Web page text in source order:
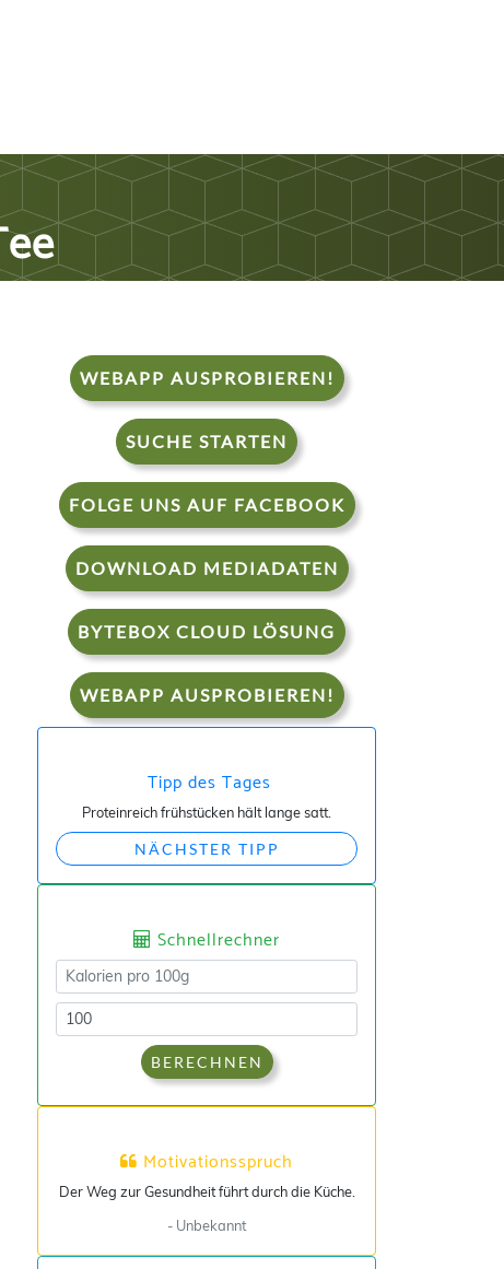
WEBAPP AUSPROBIEREN!
SUCHE STARTEN
FOLGE UNS AUF FACEBOOK
DOWNLOAD MEDIADATEN
BYTEBOX CLOUD LÖSUNG
WEBAPP AUSPROBIEREN!
Tipp des Tages
Proteinreich frühstücken hält lange satt.
NÄCHSTER TIPP
Schnellrechner
BERECHNEN
Motivationsspruch
Der Weg zur Gesundheit führt durch die Küche.
- Unbekannt